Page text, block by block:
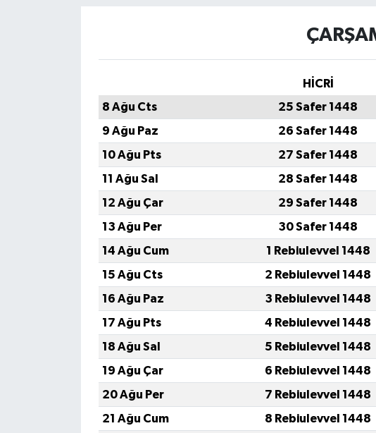
HİCRİ
8 Ağu Cts
25 Safer 1448
9 Ağu Paz
26 Safer 1448
10 Ağu Pts
27 Safer 1448
11 Ağu Sal
28 Safer 1448
12 Ağu Çar
29 Safer 1448
13 Ağu Per
30 Safer 1448
14 Ağu Cum
1 Rebiulevvel 1448
15 Ağu Cts
2 Rebiulevvel 1448
16 Ağu Paz
3 Rebiulevvel 1448
17 Ağu Pts
4 Rebiulevvel 1448
18 Ağu Sal
5 Rebiulevvel 1448
19 Ağu Çar
6 Rebiulevvel 1448
20 Ağu Per
7 Rebiulevvel 1448
21 Ağu Cum
8 Rebiulevvel 1448